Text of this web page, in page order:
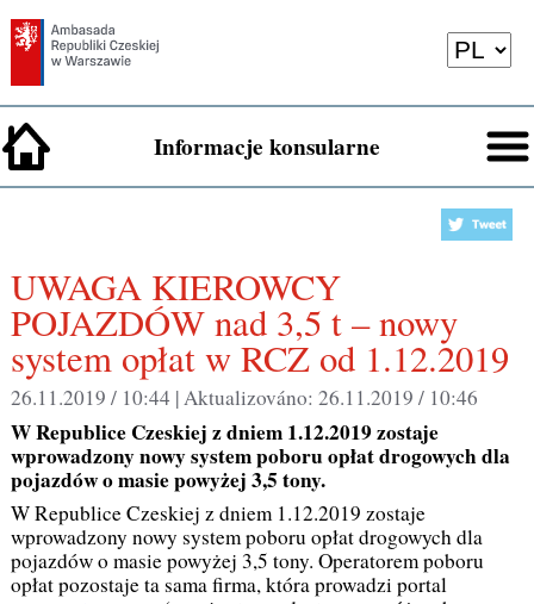
Informacje konsularne
UWAGA KIEROWCY
POJAZDÓW nad 3,5 t – nowy
system opłat w RCZ od 1.12.2019
26.11.2019 / 10:44 |Aktualizováno: 26.11.2019 / 10:46
W Republice Czeskiej z dniem 1.12.2019 zostaje
wprowadzony nowy system poboru opłat drogowych dla
pojazdów o masie powyżej 3,5 tony.
W Republice Czeskiej z dniem 1.12.2019 zostaje
wprowadzony nowy system poboru opłat drogowych dla
pojazdów o masie powyżej 3,5 tony. Operatorem poboru
opłat pozostaje ta sama firma, która prowadzi portal